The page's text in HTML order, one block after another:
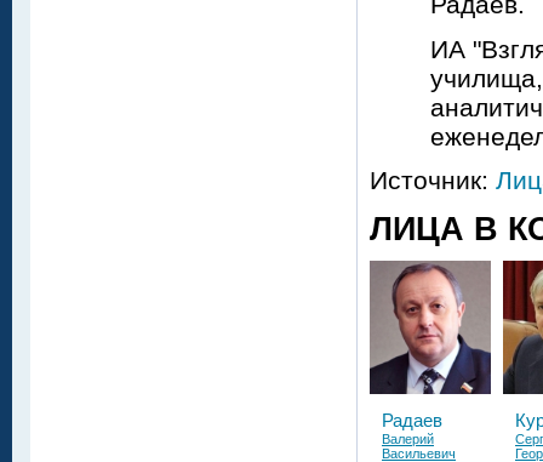
ИА
Источник:
ЛИЦА В
Радаев
Валерий
Васильевич